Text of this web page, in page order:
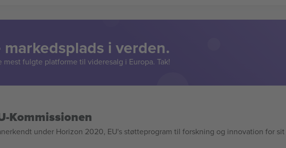
i verden.
fulgte platforme til videresalg i Europa. Tak!
Kommissionen
under Horizon 2020, EU's støtteprogram til forskning og innovation for sit